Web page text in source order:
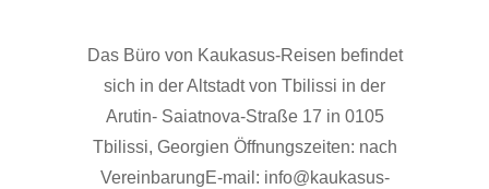
Das Büro von Kaukasus-Reisen befindet
sich in der Altstadt von Tbilissi in der
Arutin- Saiatnova-Straße 17 in 0105
Tbilissi, Georgien Öffnungszeiten: nach
VereinbarungE-mail: info@kaukasus-